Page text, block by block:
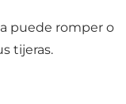
puede romper o
tijeras.